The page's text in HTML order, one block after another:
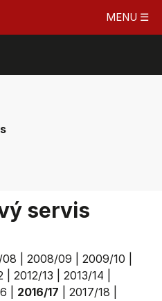
MENU ☰
servis
2008/09 2009/10
2012/13 2013/14
2016/17 2017/18